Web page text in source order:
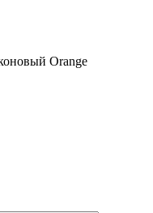
Orange